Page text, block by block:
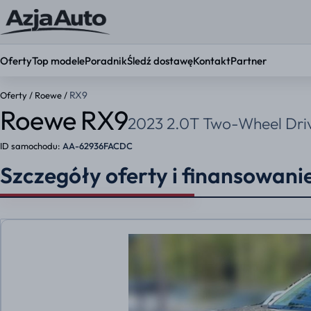
OfertyTop modelePoradnikŚledź dostawęKontaktPartner
KONFIGURATOR
Ustaw
36 mies. 48
Oferty / Roewe / RX9
Roewe RX92023 2.0T Two-Wheel
ID samochodu: AA-62936FACDC
Szczegóły oferty i